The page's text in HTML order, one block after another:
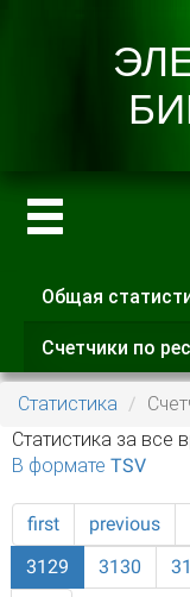
Главные
Общая
Счетчики по
Статистика
Статистика за все
В формате TSV
first previous
3129
3130